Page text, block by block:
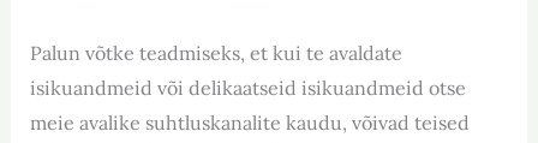
Palun võtke teadmiseks, et kui te avaldate
isikuandmeid või delikaatseid isikuandmeid otse
meie avalike suhtluskanalite kaudu, võivad teised